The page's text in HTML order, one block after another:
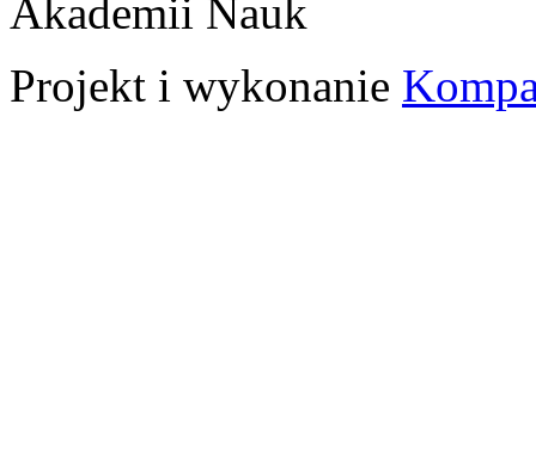
Akademii Nauk
Projekt i wykonanie